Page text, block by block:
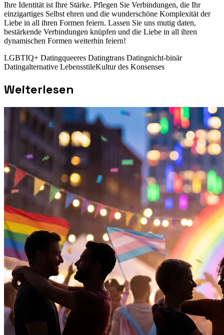
Ihre Identität ist Ihre Stärke. Pflegen Sie Verbindungen, die Ihr
einzigartiges Selbst ehren und die wunderschöne Komplexität der
Liebe in all ihren Formen feiern. Lassen Sie uns mutig daten,
bestärkende Verbindungen knüpfen und die Liebe in all ihren
dynamischen Formen weiterhin feiern!
LGBTIQ+ Datingqueeres Datingtrans Datingnicht-binär
Datingalternative LebensstileKultur des Konsenses
Weiterlesen